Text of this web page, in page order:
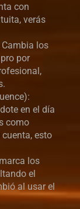
con
verás
los
por
en el día
como
esto
los
el
al usar el